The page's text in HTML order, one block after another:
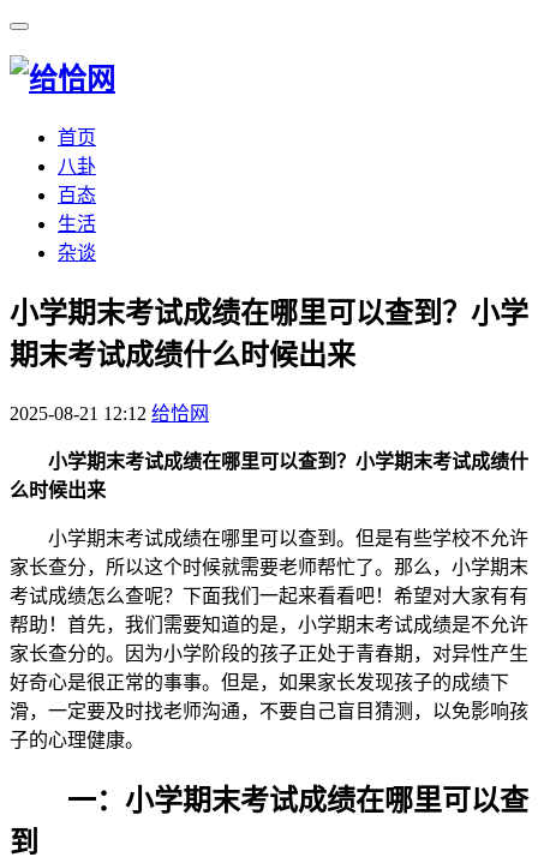
首页
八卦
百态
生活
杂谈
​小学期末考试成绩在哪里可以查到？小学
期末考试成绩什么时候出来
2025-08-21 12:12 给恰网
小学期末考试成绩在哪里可以查到？小学期末考试成绩什
么时候出来
小学期末考试成绩在哪里可以查到。但是有些学校不允许
家长查分，所以这个时候就需要老师帮忙了。那么，小学期末
考试成绩怎么查呢？下面我们一起来看看吧！希望对大家有有
帮助！首先，我们需要知道的是，小学期末考试成绩是不允许
家长查分的。因为小学阶段的孩子正处于青春期，对异性产生
好奇心是很正常的事事。但是，如果家长发现孩子的成绩下
滑，一定要及时找老师沟通，不要自己盲目猜测，以免影响孩
子的心理健康。
一：小学期末考试成绩在哪里可以查
到